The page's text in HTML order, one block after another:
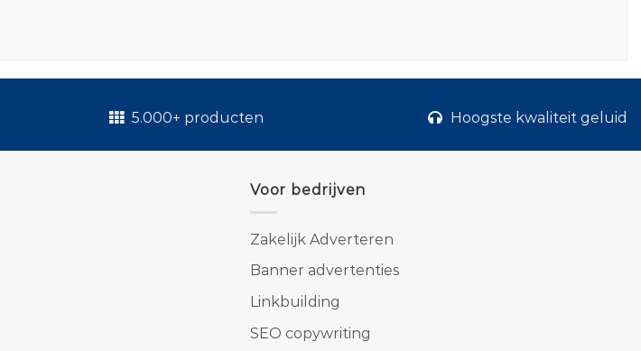
5.000+ producten Hoogste kwaliteit geluid
Voor bedrijven
Zakelijk Adverteren
Banner advertenties
Linkbuilding
SEO copywriting